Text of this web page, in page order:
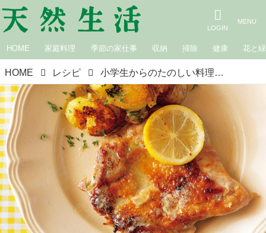
HOME 家庭料理 季節の家仕事 収納 掃除 健康 花と緑
HOME レシピ 小学生からのたのしい料理。「鶏肉のレモングリル」のつくり方／野村友里さん｜とびきりおいしい おうちごはん